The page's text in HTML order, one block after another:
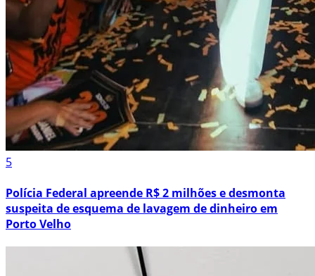
5
Polícia Federal apreende R$ 2 milhões e desmonta
suspeita de esquema de lavagem de dinheiro em
Porto Velho